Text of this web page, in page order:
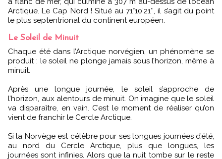
Arctique. Le Cap Nord ! Situé au 71°10′21′′, il s’agit du point
le plus septentrional du continent européen.
Le Soleil de Minuit
Chaque été dans l’Arctique norvégien, un phénomène se
produit : le soleil ne plonge jamais sous l’horizon, même à
minuit.
Après une longue journée, le soleil s’approche de
l’horizon, aux alentours de minuit. On imagine que le soleil
va disparaître, en vain. C’est le moment de réaliser qu’on
vient de franchir le Cercle Arctique.
Si la Norvège est célèbre pour ses longues journées d’été,
au nord du Cercle Arctique, plus que longues, les
journées sont infinies. Alors que la nuit tombe sur le reste